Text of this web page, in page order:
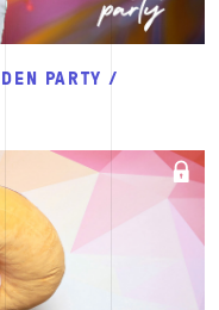
PARTY /